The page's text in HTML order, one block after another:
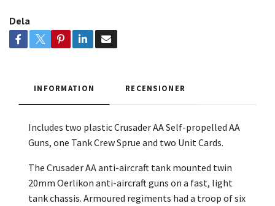
Dela
INFORMATION RECENSIONER
Includes two plastic Crusader AA Self-propelled AA
Guns, one Tank Crew Sprue and two Unit Cards.
The Crusader AA anti-aircraft tank mounted twin
20mm Oerlikon anti-aircraft guns on a fast, light
tank chassis. Armoured regiments had a troop of six